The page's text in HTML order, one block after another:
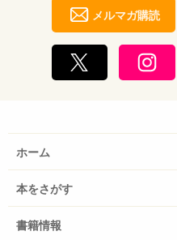
2008年10月
偕成社代表取締役社長 今
メルマガ購読
ホーム
本をさがす
書籍情報